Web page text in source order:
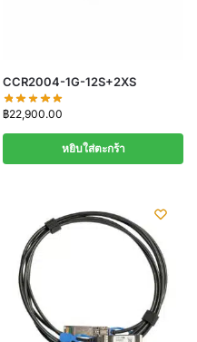
CCR2004-1G-12S+2XS
฿22,900.00
หยิบใส่ตะกร้า